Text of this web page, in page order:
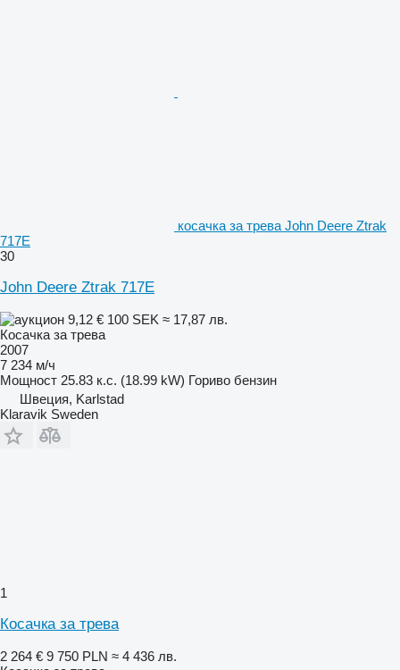
косачка за трева John Deere Ztrak
717E
30
John Deere Ztrak 717E
9,12 € 100 SEK ≈ 17,87 лв.
Косачка за трева
2007
7 234 м/ч
Мощност 25.83 к.с. (18.99 kW) Гориво бензин
Швеция, Karlstad
Klaravik Sweden
1
Косачка за трева
2 264 € 9 750 PLN ≈ 4 436 лв.